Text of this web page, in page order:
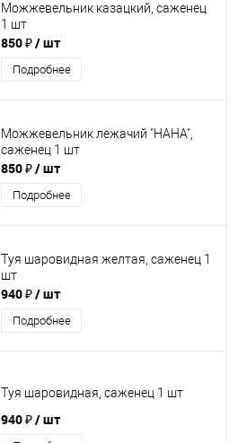
Можжевельник казацкий, саженец
1 шт
850 ₽/ шт
Подробнее
Можжевельник лежачий "НАНА",
саженец 1 шт
850 ₽/ шт
Подробнее
Туя шаровидная желтая, саженец 1
шт
940 ₽/ шт
Подробнее
Туя шаровидная, саженец 1 шт
940 ₽/ шт